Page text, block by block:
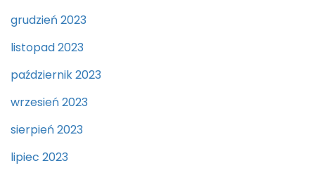
grudzień 2023
listopad 2023
październik 2023
wrzesień 2023
sierpień 2023
lipiec 2023